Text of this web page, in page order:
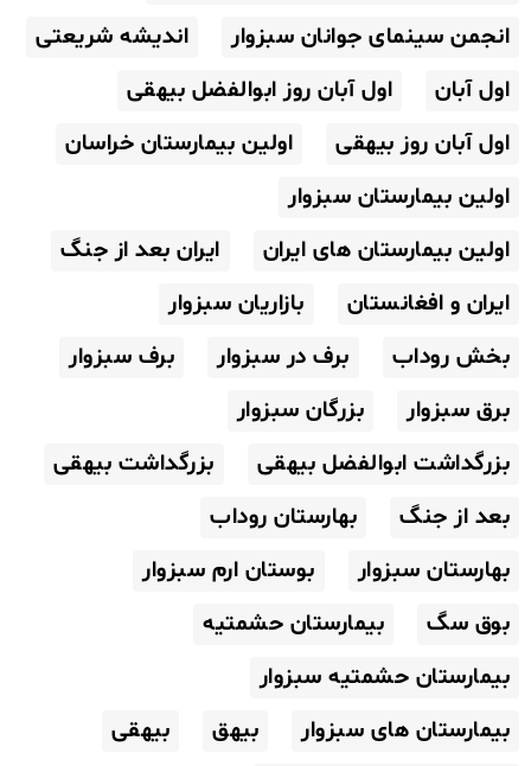
انجمن سینمای جوانان سبزوار
اندیشه شریعتی
اول آبان
اول آبان روز ابوالفضل بیهقی
اول آبان روز بیهقی
اولین بیمارستان خراسان
اولین بیمارستان سبزوار
اولین بیمارستان های ایران
ایران بعد از جنگ
ایران و افغانستان
بازاریان سبزوار
بخش روداب
برف در سبزوار
برف سبزوار
برق سبزوار
بزرگان سبزوار
بزرگداشت ابوالفضل بیهقی
بزرگداشت بیهقی
بعد از جنگ
بهارستان روداب
بهارستان سبزوار
بوستان ارم سبزوار
بوق سگ
بیمارستان حشمتیه
بیمارستان حشمتیه سبزوار
بیمارستان های سبزوار
بیهق
بیهقی